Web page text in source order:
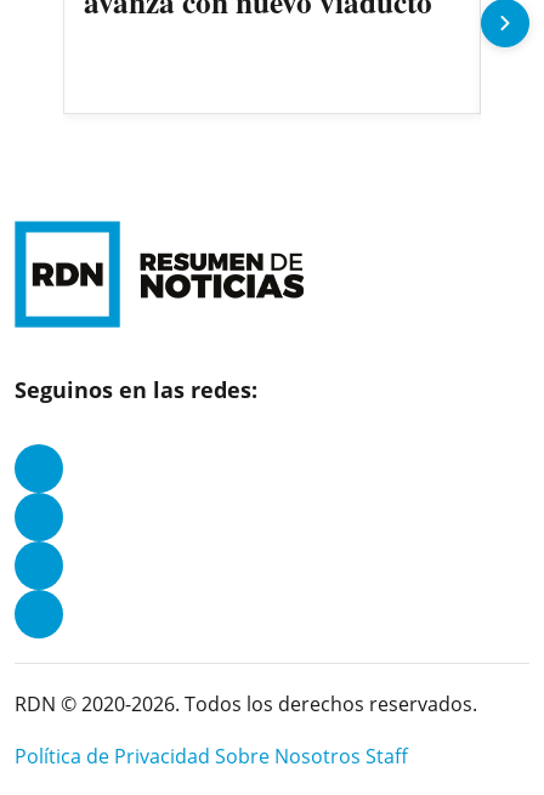
Seguinos en las redes:
RDN © 2020-2026. Todos los derechos reservados.
Política de Privacidad Sobre Nosotros Staff